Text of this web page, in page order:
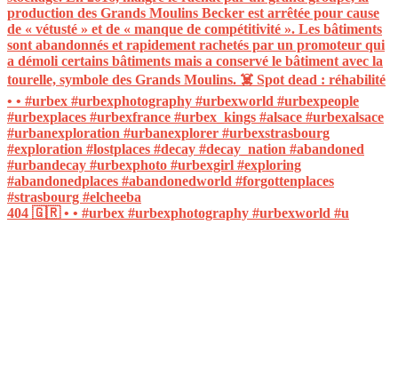
404 🇬🇷 • • #urbex #urbexphotography #urbexworld #u